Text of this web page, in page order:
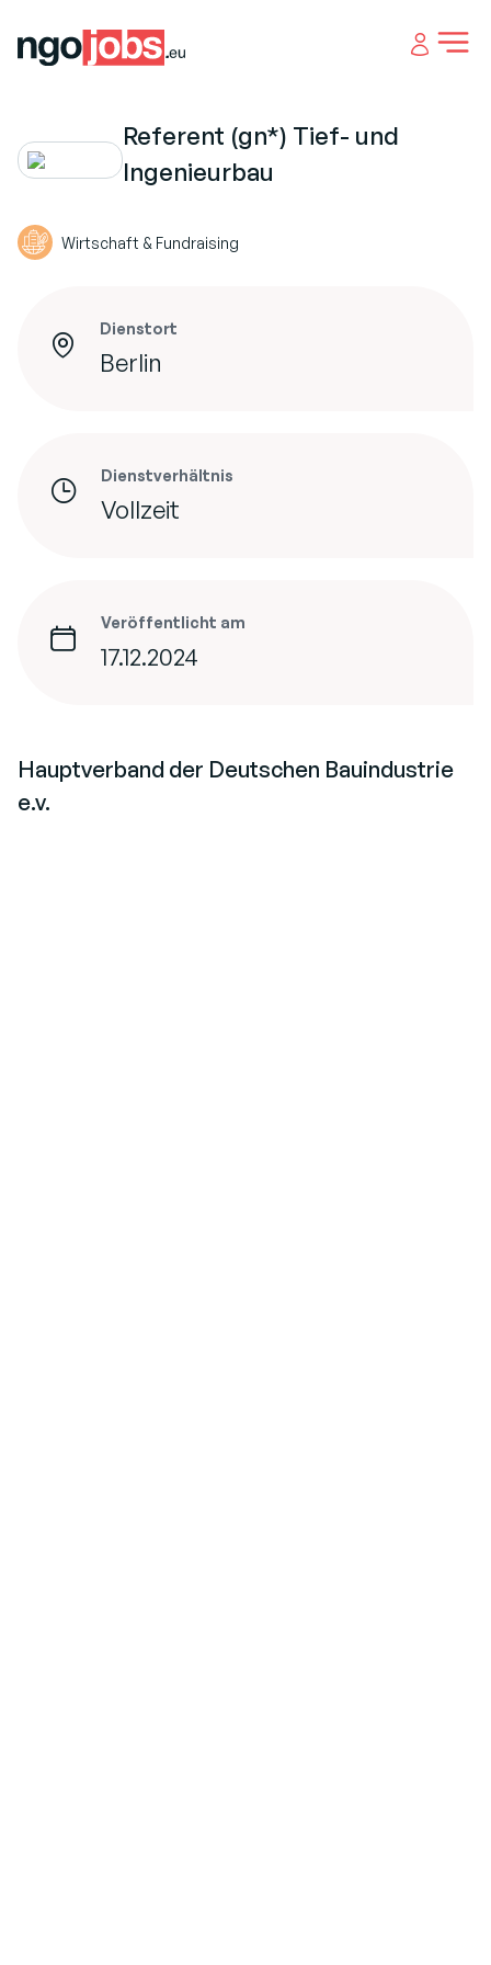
Open
Referent (gn*) Tief- und
Ingenieurbau
Wirtschaft & Fundraising
Dienstort
Berlin
Dienstverhältnis
Vollzeit
Veröffentlicht am
17.12.2024
Hauptverband der Deutschen Bauindustrie
e.v.